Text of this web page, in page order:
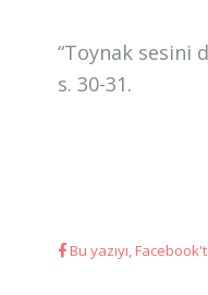
“Toynak sesini
s. 30-31.
Bu yazıyı,